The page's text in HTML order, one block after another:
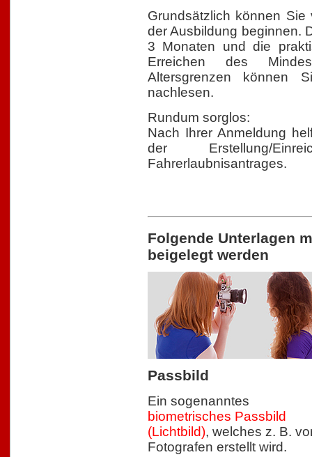
Grundsätzlich können
der Ausbildung beginnen.
3 Monaten und die
Erreichen des
Altersgrenzen
nachlesen.
Rundum sorglos:
Nach Ihrer Anmeldung
der Erstellung/
Fahrerlaubnisantrages.
Folgende Unterlagen
beigelegt werden
Passbild
Ein sogenanntes
biometrisches Passbild
(Lichtbild), welches z. B.
Fotografen erstellt wird.